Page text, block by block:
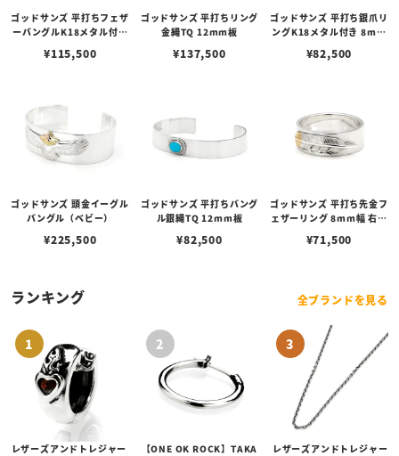
ゴッドサンズ 平打ちフェザ
ーバングルK18メタル付き
¥115,500
ゴッドサンズ 平打ちリング
金縄TQ 12mm板
¥137,500
ゴッドサンズ 平打ち銀爪リ
ングK18メタル付き 8mm
¥82,500
ゴッドサンズ 頭金イーグル
バングル（ベビー）
¥225,500
ゴッドサンズ 平打ちバング
ル銀縄TQ 12mm板
¥82,500
ゴッドサンズ 平打ち先金フ
ェザーリング 8mm幅 右向
¥71,500
ランキング 全ブランドを見る
レザーズアンドトレジャー
【ONE OK ROCK】TAKA
レザーズアンドトレジャー